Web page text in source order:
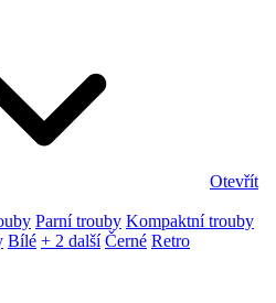
Otevřít
Parní trouby Kompaktní trouby
Bílé + 2 další Černé Retro